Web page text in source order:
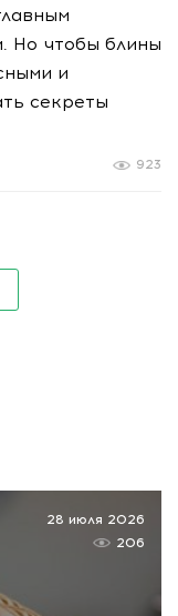
Но чтобы блины
и
секреты
923
28 июля 2026
206